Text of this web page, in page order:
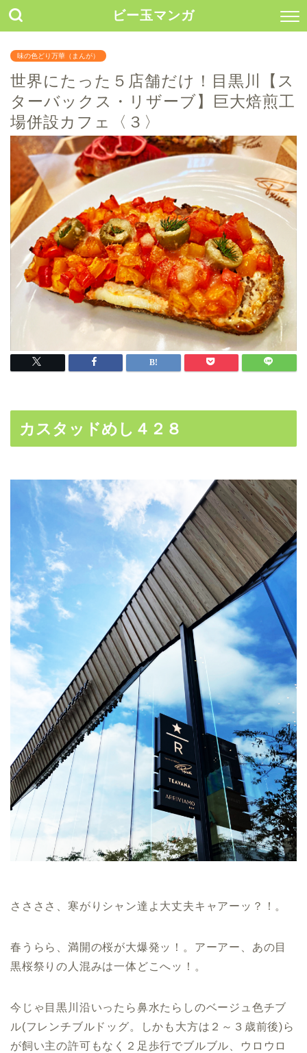
ビー玉マンガ
味の色どり万華（まんが）
世界にたった５店舗だけ！目黒川【ス
ターバックス・リザーブ】巨大焙煎工
場併設カフェ〈３〉
カスタッドめし４２８
ささささ、寒がりシャン達よ大丈夫キャアーッ？！。
春うらら、満開の桜が大爆発ッ！。アーアー、あの目
黒桜祭りの人混みは一体どこへッ！。
今じゃ目黒川沿いったら鼻水たらしのベージュ色チブ
ル(フレンチブルドッグ。しかも大方は２～３歳前後)ら
が飼い主の許可もなく２足歩行でブルブル、ウロウロ